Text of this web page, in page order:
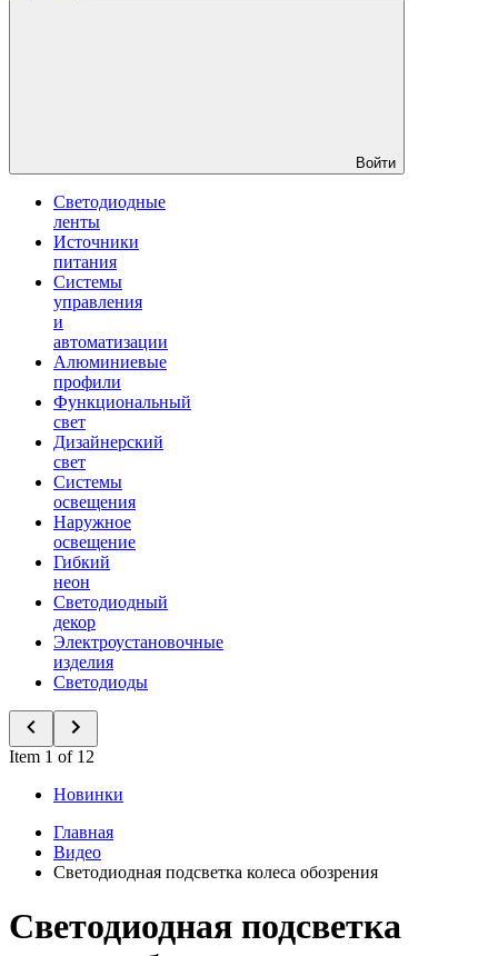
Войти
Светодиодные
ленты
Источники
питания
Системы
управления
и
автоматизации
Алюминиевые
профили
Функциональный
свет
Дизайнерский
свет
Системы
освещения
Наружное
освещение
Гибкий
неон
Светодиодный
декор
Электроустановочные
изделия
Светодиоды
Item 1 of 12
Новинки
Главная
Видео
Светодиодная подсветка колеса обозрения
Светодиодная подсветка